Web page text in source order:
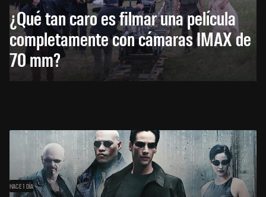
¿Qué tan caro es filmar una película
completamente con cámaras IMAX de
70 mm?
HACE 1 DÍA